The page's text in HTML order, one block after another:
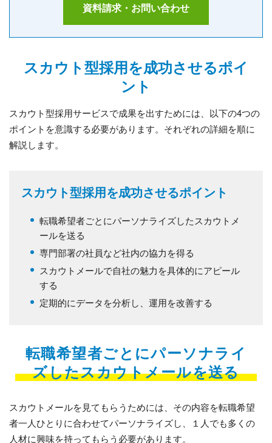
資料請求・お問い合わせ
スカウト型採用を成功させるポイ
ント
スカウト型採用サービスで成果を出すためには、以下の4つの
ポイントを意識する必要があります。それぞれの詳細を順に
解説します。
スカウト型採用を成功させるポイント
転職希望者ごとにパーソナライズしたスカウトメ
ールを送る
専門部署の社員など社内の協力を得る
スカウトメールで自社の魅力を具体的にアピール
する
定期的にデータを分析し、運用を改善する
転職希望者ごとにパーソナライ
ズしたスカウトメールを送る
スカウトメールを見てもらうためには、その内容を転職希望
者一人ひとりに合わせてパーソナライズし、１人でも多くの
人材に興味を持ってもらう必要があります。